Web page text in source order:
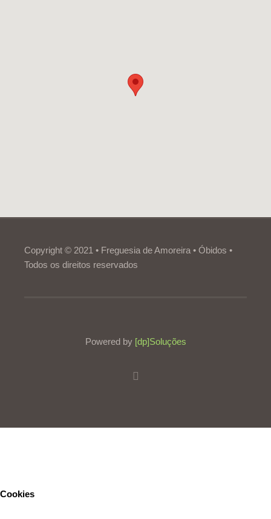
Copyright © 2021 • Freguesia de Amoreira • Óbidos •
Todos os direitos reservados
Powered by [dp]Soluções
Cookies